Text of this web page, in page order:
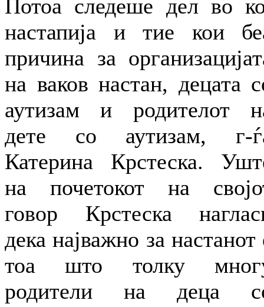
Потоа следеше дел во
настапија и тие кои
причина за
на ваков настан, децата
аутизам и родителот
дете со аутизам, г-
Катерина Крстеска.
на почетокот на
говор Крстеска
дека најважно за настанот
тоа што толку
родители на деца